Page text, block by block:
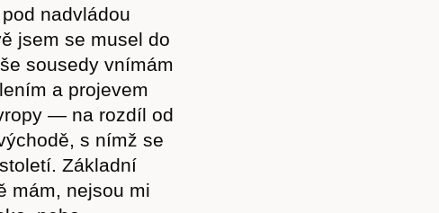
nadvládou
jsem se musel do
sousedy vnímám
a projevem
— na rozdíl od
s nímž se
Základní
mám, nejsou mi